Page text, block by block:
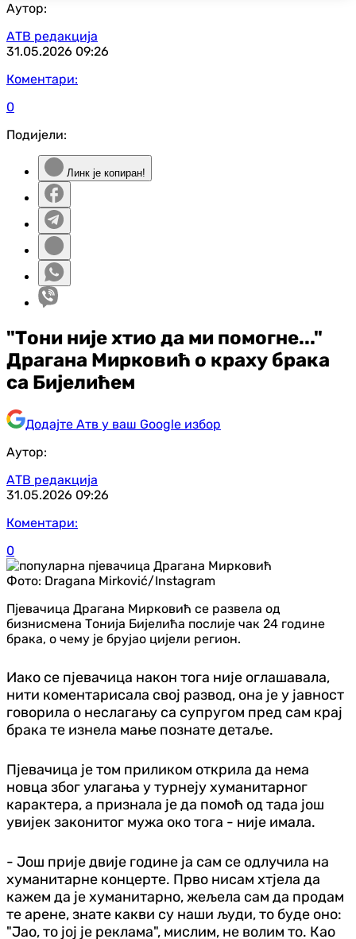
Аутор:
АТВ редакција
31.05.2026 09:26
Коментари:
0
Подијели:
Линк је копиран!
"Тони није хтио да ми помогне..."
Драгана Мирковић о краху брака
са Бијелићем
Додајте Атв у ваш Google избор
Аутор:
АТВ редакција
31.05.2026 09:26
Коментари:
0
Фото: Dragana Mirković/Instagram
Пјевачица Драгана Мирковић се развела од
бизнисмена Тонија Бијелића послије чак 24 године
брака, о чему је брујао цијели регион.
Иако се пјевачица након тога није оглашавала,
нити коментарисала свој развод, она је у јавност
говорила о неслагању са супругом пред сам крај
брака те изнела мање познате детаље.
Пјевачица је том приликом открила да нема
новца због улагања у турнеју хуманитарног
карактера, а признала је да помоћ од тада још
увијек законитог мужа око тога - није имала.
- Још прије двије године ја сам се одлучила на
хуманитарне концерте. Прво нисам хтјела да
кажем да је хуманитарно, жељела сам да продам
те арене, знате какви су наши људи, то буде оно:
"Јао, то јој је реклама", мислим, не волим то. Као